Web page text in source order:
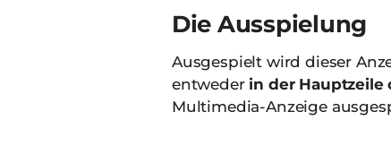
Die Ausspielung
Ausgespielt wird dieser
entweder in der Hauptzeile
Multimedia-Anzeige